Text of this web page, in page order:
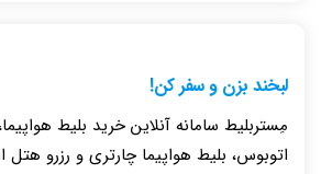
لبخند بزن و سفر کن!
مِستربلیط سامانه آنلاین خرید بلیط
اتوبوس، بلیط هواپیما چارتری و رزرو